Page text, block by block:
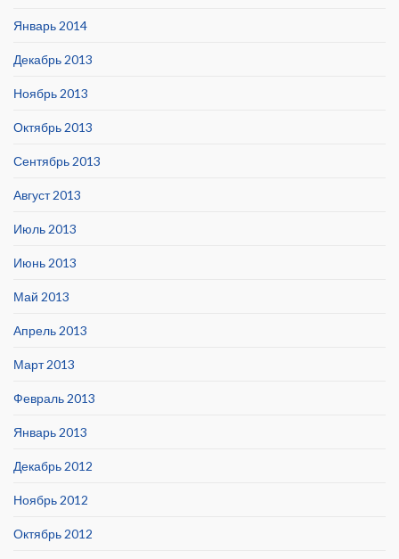
Январь 2014
Декабрь 2013
Ноябрь 2013
Октябрь 2013
Сентябрь 2013
Август 2013
Июль 2013
Июнь 2013
Май 2013
Апрель 2013
Март 2013
Февраль 2013
Январь 2013
Декабрь 2012
Ноябрь 2012
Октябрь 2012